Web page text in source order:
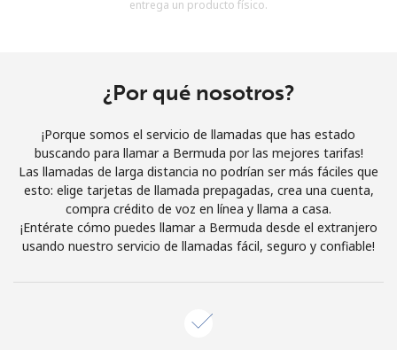
Al abrir una cuenta en este sitio web, estoy de acuerdo con
Únete
¡Hola!
Inicia sesión o REGÍSTRATE →
entrega un producto físico.
¿Por qué nosotros?
¡Porque somos el servicio de llamadas que has estado
buscando para llamar a Bermuda por las mejores tarifas!
Las llamadas de larga distancia no podrían ser más fáciles que
esto: elige tarjetas de llamada prepagadas, crea una cuenta,
compra crédito de voz en línea y llama a casa.
¡Entérate cómo puedes llamar a Bermuda desde el extranjero
usando nuestro servicio de llamadas fácil, seguro y confiable!